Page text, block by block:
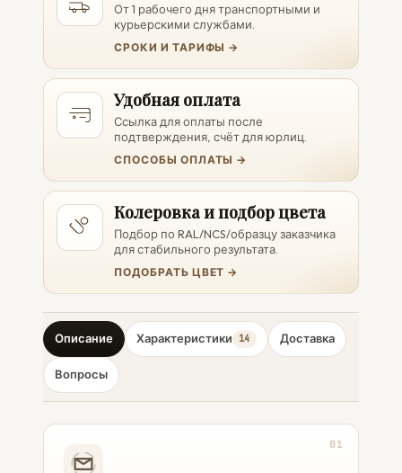
От 1 рабочего дня транспортными и
курьерскими службами.
СРОКИ И ТАРИФЫ →
Удобная оплата
Ссылка для оплаты после
подтверждения, счёт для юрлиц.
СПОСОБЫ ОПЛАТЫ →
Колеровка и подбор цвета
Подбор по RAL/NCS/образцу заказчика
для стабильного результата.
ПОДОБРАТЬ ЦВЕТ →
Описание Характеристики 14 Доставка
Вопросы
01